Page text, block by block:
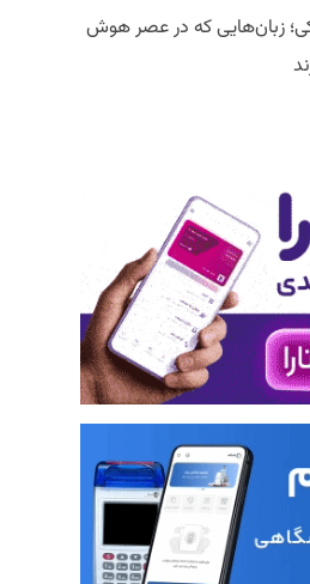
زبان‌هایی که در عصر هوش